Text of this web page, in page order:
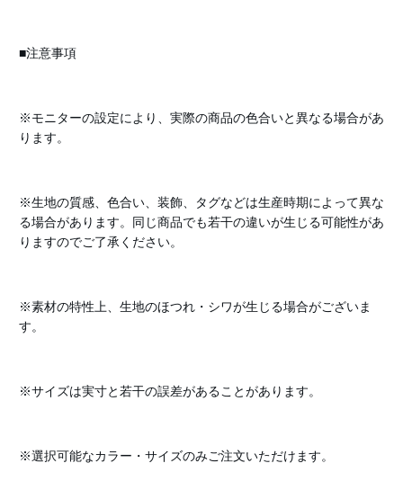
■注意事項
※モニターの設定により、実際の商品の色合いと異なる場合があ
ります。
※生地の質感、色合い、装飾、タグなどは生産時期によって異な
る場合があります。同じ商品でも若干の違いが生じる可能性があ
りますのでご了承ください。
※素材の特性上、生地のほつれ・シワが生じる場合がございま
す。
※サイズは実寸と若干の誤差があることがあります。
※選択可能なカラー・サイズのみご注文いただけます。